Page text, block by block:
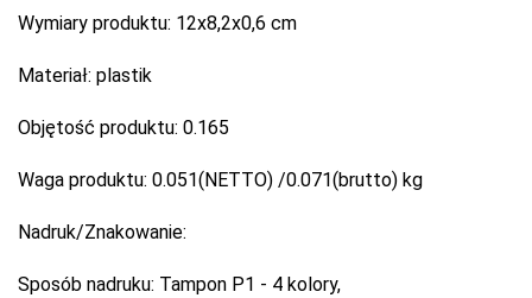
Wymiary produktu: 12x8,2x0,6 cm
Materiał: plastik
Objętość produktu: 0.165
Waga produktu: 0.051(NETTO) /0.071(brutto) kg
Nadruk/Znakowanie:
Sposób nadruku: Tampon P1 - 4 kolory,